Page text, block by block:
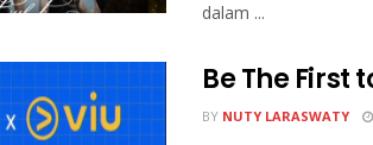
dalam ...
Be The First
BY NUTY LARASWATY